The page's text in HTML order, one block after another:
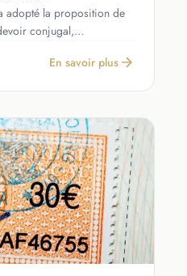
adopté la proposition de
conjugal,…
En savoir plus